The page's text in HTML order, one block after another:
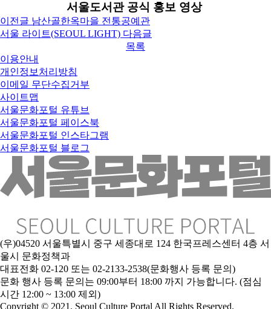
서울도서관 공식 홍보 영상
이전글 남산골한옥마을 전통공예관
서울 라이트(SEOUL LIGHT) 다음글
목록
이용안내
개인정보처리방침
이메일 무단수집거부
사이트맵
서울문화포털 유튜브
서울문화포털 페이스북
서울문화포털 인스타그램
서울문화포털 블로그
(우)04520 서울특별시 중구 세종대로 124 한국프레스센터 4층 서
울시 문화정책과
대표전화 02-120 또는 02-2133-2538(문화행사 등록 문의)
문화 행사 등록 문의는 09:00부터 18:00 까지 가능합니다. (점심
시간 12:00 ~ 13:00 제외)
Copyright © 2021. Seoul Culture Portal All Rights Reserved.